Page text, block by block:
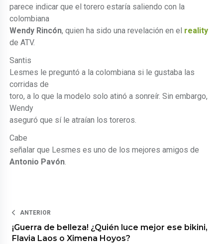
parece indicar que el torero estaría saliendo con la
colombiana
Wendy Rincón, quien ha sido una revelación en el reality
de ATV.
Santis
Lesmes le preguntó a la colombiana si le gustaba las
corridas de
toro, a lo que la modelo solo atinó a sonreír. Sin embargo,
Wendy
aseguró que sí le atraían los toreros.
Cabe
señalar que Lesmes es uno de los mejores amigos de
Antonio Pavón
ANTERIOR
¡Guerra de belleza! ¿Quién luce mejor ese bikini,
Flavia Laos o Ximena Hoyos?